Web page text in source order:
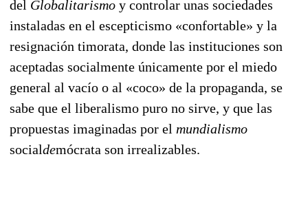
del Globalitarismo y controlar unas sociedades
instaladas en el escepticismo «confortable» y la
resignación timorata, donde las instituciones son
aceptadas socialmente únicamente por el miedo
general al vacío o al «coco» de la propaganda, se
sabe que el liberalismo puro no sirve, y que las
propuestas imagina­das por el mundialismo
socialdemócrata son irrealizables.